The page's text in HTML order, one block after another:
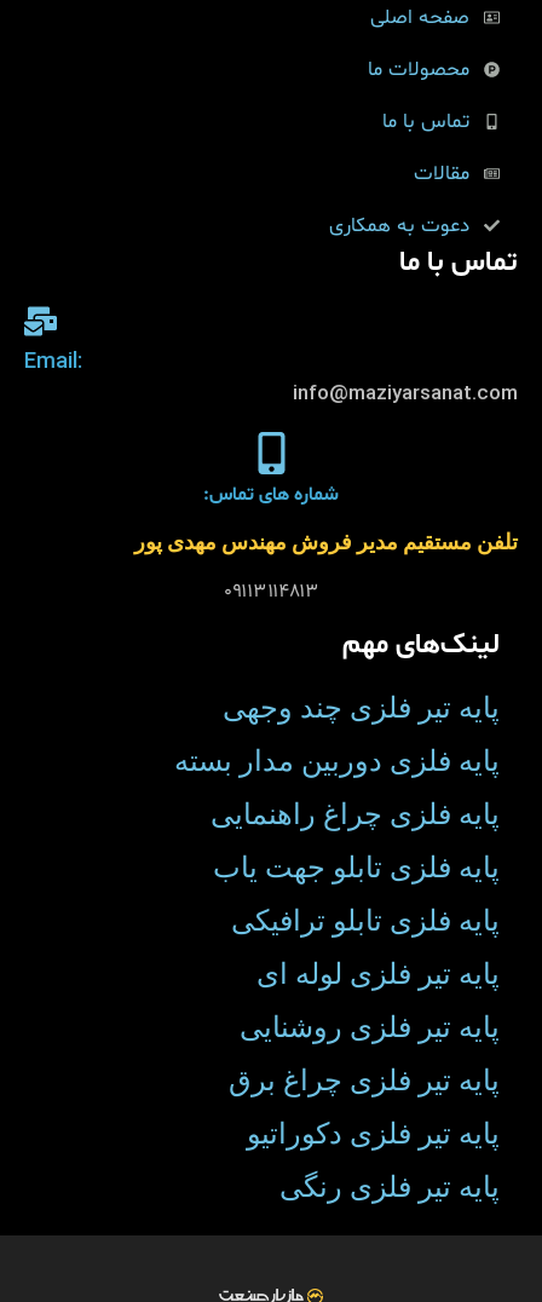
صفحه اصلی
محصولات ما
تماس با ما
مقالات
دعوت به همکاری
تماس با ما
:Email
info@maziyarsanat.com
شماره های تماس:
تلفن مستقیم مدیر فروش مهندس مهدی پور
۰۹۱۱۳۱۱۴۸۱۳
لینک‌های مهم
پایه تیر فلزی چند وجهی
پایه فلزی دوربین مدار بسته
پایه فلزی چراغ راهنمایی
پایه فلزی تابلو جهت یاب
پایه فلزی تابلو ترافیکی
پایه تیر فلزی لوله ای
پایه تیر فلزی روشنایی
پایه تیر فلزی چراغ برق
پایه تیر فلزی دکوراتیو
پایه تیر فلزی رنگی